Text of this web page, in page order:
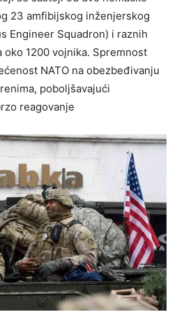
23 amfibijskog inženjerskog
Engineer Squadron) i raznih
oko 1200 vojnika. Spremnost
NATO na obezbeđivanju
poboljšavajući
reagovanje